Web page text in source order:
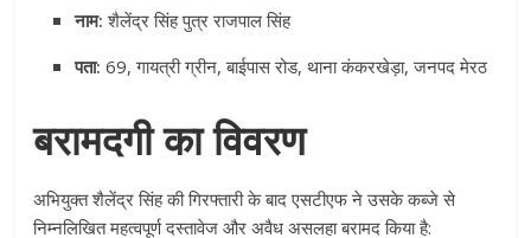
नाम: शैलेंद्र सिंह पुत्र राजपाल सिंह
पता: 69, गायत्री ग्रीन, बाईपास रोड, थाना कंकरखेड़ा, जनपद मेरठ
बरामदगी का विवरण
अभियुक्त शैलेंद्र सिंह की गिरफ्तारी के बाद एसटीएफ ने उसके कब्जे से
निम्नलिखित महत्वपूर्ण दस्तावेज और अवैध असलहा बरामद किया है: